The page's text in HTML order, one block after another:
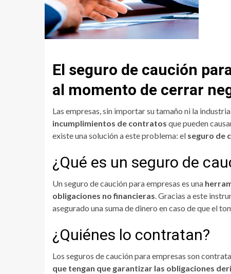
El seguro de caución
al momento de cerrar
Las empresas, sin importar su tamaño ni la
incumplimientos de contratos que pueden
existe una solución a este problema: el seguro de
¿Qué es un seguro de
Un seguro de caución para empresas es una
obligaciones no financieras. Gracias a este
asegurado una suma de dinero en caso de que el
¿Quiénes lo contratan?
Los seguros de caución para empresas son
que tengan que garantizar las obligaciones